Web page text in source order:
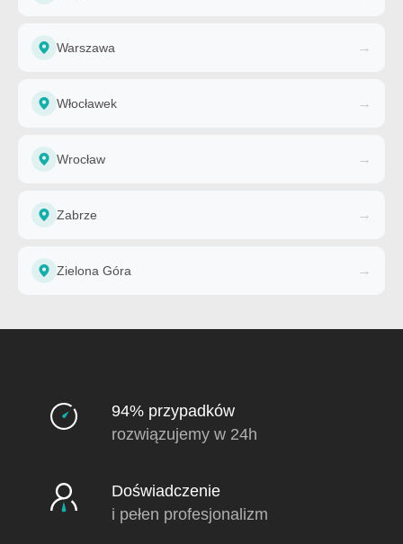
Warszawa →
Włocławek →
Wrocław →
Zabrze →
Zielona Góra →
94% przypadków
rozwiązujemy w 24h
Doświadczenie
i pełen profesjonalizm